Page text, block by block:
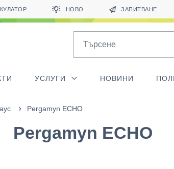
НОВО ЗАПИТВАНЕ
УСЛУГИ НОВИНИ
Pergamyn ECHO
Pergamyn ECHO